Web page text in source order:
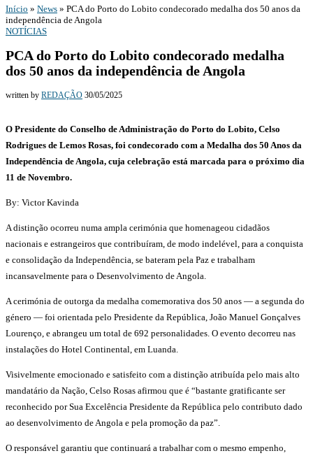
Início » News » PCA do Porto do Lobito condecorado medalha dos 50 anos da
independência de Angola
NOTÍCIAS
PCA do Porto do Lobito condecorado medalha
dos 50 anos da independência de Angola
written by REDAÇÃO 30/05/2025
O Presidente do Conselho de Administração do Porto do Lobito, Celso
Rodrigues de Lemos Rosas, foi condecorado com a Medalha dos 50 Anos da
Independência de Angola, cuja celebração está marcada para o próximo dia
11 de Novembro.
By: Victor Kavinda
A distinção ocorreu numa ampla cerimónia que homenageou cidadãos
nacionais e estrangeiros que contribuíram, de modo indelével, para a conquista
e consolidação da Independência, se bateram pela Paz e trabalham
incansavelmente para o Desenvolvimento de Angola.
A cerimónia de outorga da medalha comemorativa dos 50 anos — a segunda do
género — foi orientada pelo Presidente da República, João Manuel Gonçalves
Lourenço, e abrangeu um total de 692 personalidades. O evento decorreu nas
instalações do Hotel Continental, em Luanda.
Visivelmente emocionado e satisfeito com a distinção atribuída pelo mais alto
mandatário da Nação, Celso Rosas afirmou que é “bastante gratificante ser
reconhecido por Sua Excelência Presidente da República pelo contributo dado
ao desenvolvimento de Angola e pela promoção da paz”.
O responsável garantiu que continuará a trabalhar com o mesmo empenho,